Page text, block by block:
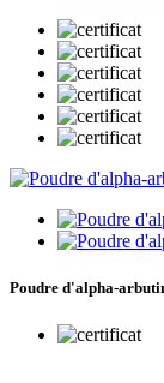
Poudre d'alpha-